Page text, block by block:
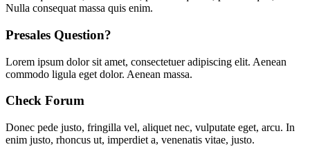
Nulla consequat massa quis enim.
Presales Question?
Lorem ipsum dolor sit amet, consectetuer adipiscing elit. Aenean
commodo ligula eget dolor. Aenean massa.
Check Forum
Donec pede justo, fringilla vel, aliquet nec, vulputate eget, arcu. In
enim justo, rhoncus ut, imperdiet a, venenatis vitae, justo.